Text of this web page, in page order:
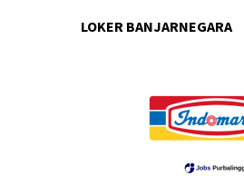
LOKER BANJARNEGARA